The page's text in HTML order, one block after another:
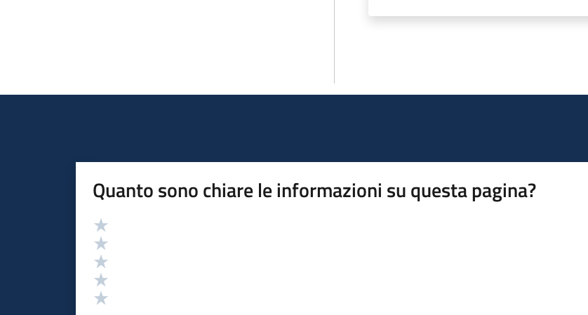
Quanto sono chiare le informazioni su questa pagina?
Valutazione